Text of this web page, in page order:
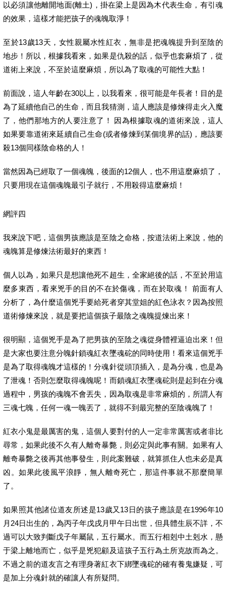
以必須讓他離開地面(離土)，掛在梁上是因為木代表生命，有引魂
的效果，這樣才能把孩子的魂魄取淨！
至於13歲13天，女性親屬水性紅衣，無非是把魂魄提升到至陰的
地步！所以，根據我看來，如果是仇殺的話，似乎也套麻煩了，從
道術上來說，不至於這麼麻煩，所以為了取魂的可能性大點！
前面說，這人年齡在30以上，以我看來，很可能是年長者！目的是
為了延續他自己的生命，而且我猜測，這人應該是修煉得走火入魔
了，他們那地方的人要注意了！ 因為根據取魂的道術來說，這人
如果要靠道術來延續自己生命(或者修煉到某個境界的話)，應該要
殺13個同樣陰命格的人！
當然因為已經取了一個魂魄，後面的12個人，也不用這麼麻煩了，
只要用現在這個魂魄最引子就行，不用殺得這麼麻煩！
網評四
我來說下吧，這個男孩應該是至陰之命格，按道法術上來說，他的
魂魄算是修煉法術最好的東西！
個人以為，如果只是想讓他死不超生，全家絕後的話，不至於用這
麼多東西，看來兇手的目的不在於傷魂，而在於取魂！ 前面有人
分析了，為什麼這個兇手要給死者穿其堂姐的紅色泳衣？因為按照
道術修煉來說，就是要把這個孩子最陰之魂魄提煉出來！
很明顯，這個兇手是為了把男孩的至陰之魂從身體裡逼迫出來！但
是大家也要注意分魄針鎖魂紅衣墜魂砣的同時使用！看來這個兇手
是為了取得魂魄才這樣的！分魂針從頭頂插入，是為分魂，也是為
了泄魂！否則怎麼取得魂魄呢！而鎖魂紅衣墜魂砣則是起到在分魂
過程中，男孩的魂魄不會丟失，因為取魂是非常麻煩的，所謂人有
三魂七魄，任何一魂一魄丟了，就得不到最完整的至陰魂魄了！
紅衣小鬼是最厲害的鬼，這個人要對付的人一定非常厲害或者非比
尋常，如果此後不久有人離奇暴斃，則必定與此事有關。如果有人
離奇暴斃之後再其他事發生，則此案難破，就算抓住人也未必是真
凶。如果此後風平浪靜，無人離奇死亡，那這件事就不那麼簡單
了。
如果照其他諸位道友所述是13歲又13日的孩子應該是在1996年10
月24日出生的，為丙子年戊戌月甲午日出世，但具體生辰不詳，不
過可以大致判斷戊子年屬鼠，五行屬水。而五行相剋中土剋水，懸
于梁上離地而亡，似乎是兇犯顧及這孩子五行為土所克故而為之。
不過之前的道友言之有理身著紅衣下綁墜魂砣的確有養鬼嫌疑，可
是加上分魂針就的確讓人有所疑問。